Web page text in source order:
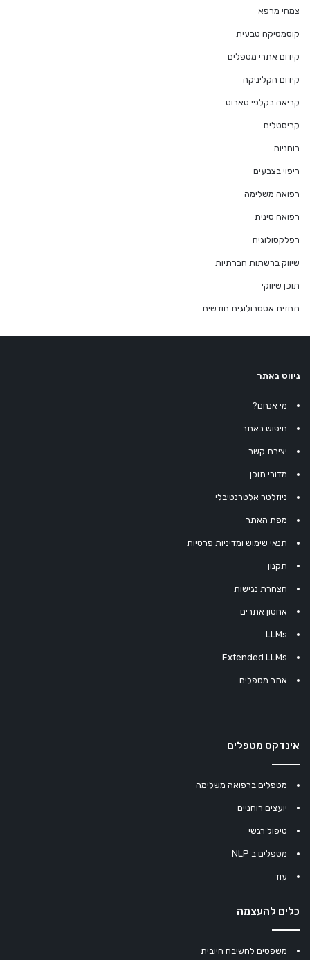
צמחי מרפא
קוסמטיקה טבעית
קידום אתרי מטפלים
קידום הקליניקה
קריאה בקלפי טארוט
קריסטלים
רוחניות
ריפוי בצבעים
רפואה משלימה
רפואה סינית
רפלקסולוגיה
שיווק ברשתות חברתיות
תוכן שיווקי
תחזית אסטרולוגית חודשית
ניווט באתר
מי אנחנו?
חיפוש באתר
יצירת קשר
מדורי תוכן
ניוזלטר אלטרנטיבלי
מפת האתר
תנאי שימוש ומדיניות פרטיות
תקנון
הצהרת נגישות
אחסון אתרים
LLMs
Extended LLMs
אתר מטפלים
אינדקס מטפלים
מטפלים ברפואה משלימה
יועצים רוחניים
טיפול רגשי
מטפלים ב NLP
עוד
כלים להעצמה
משפטים לחשיבה חיובית